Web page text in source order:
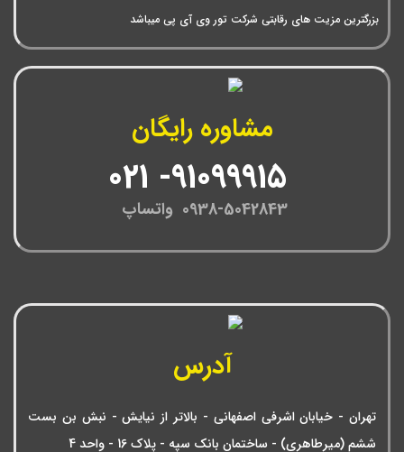
بزرگترین مزیت های رقابتی شرکت تور وی آی پی میباشد
مشاوره رایگان
0938-5042843 واتساپ
آدرس
تهران - خیابان اشرفی اصفهانی - بالاتر از نیایش - نبش بن بست
ششم (میرطاهری) - ساختمان بانک سپه - پلاک 16 - واحد 4